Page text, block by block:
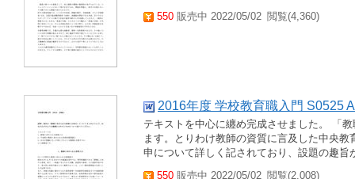
550 販売中 2022/05/02 閲覧(4,360)
2016年度 学校教育職入門 S0525
テキストを中心に纏め完成させました。 「
ます。とりわけ教師の資質に言及した中央
申について詳しく記されており、設題の趣
550 販売中 2022/05/02 閲覧(2,008)